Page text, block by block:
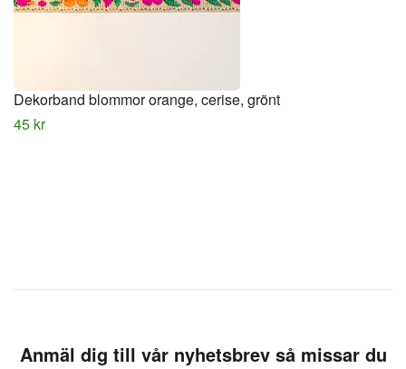
Dekorband blommor orange, cerise, grönt
45 kr
Anmäl dig till vår nyhetsbrev så missar du